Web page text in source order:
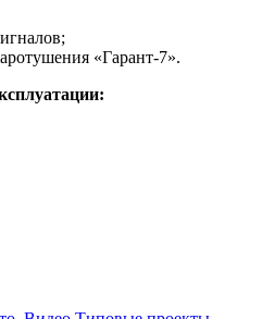
«Гарант-7».